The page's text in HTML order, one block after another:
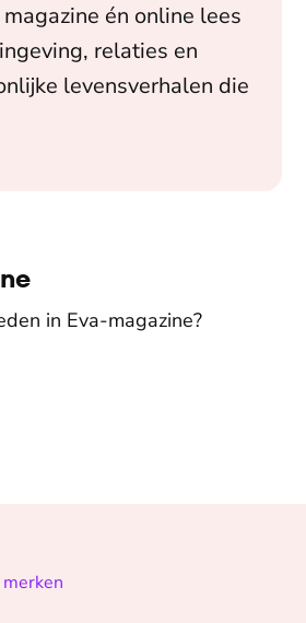
én online lees
relaties en
levensverhalen die
in Eva-magazine?
merken